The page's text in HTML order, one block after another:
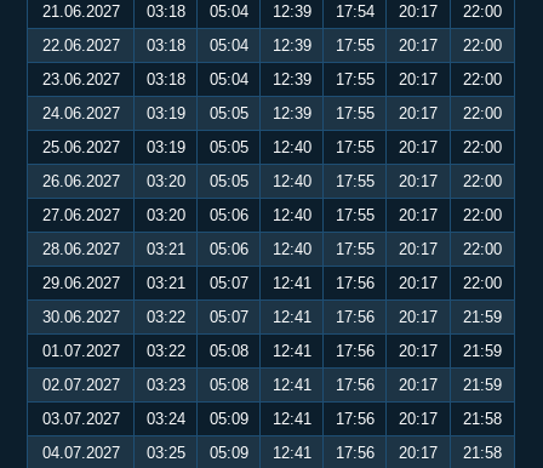
21.06.2027
03:18 05:04 12:39 17:54 20:17
22:00
22.06.2027
03:18 05:04 12:39 17:55 20:17
22:00
23.06.2027
03:18 05:04 12:39 17:55 20:17
22:00
24.06.2027
03:19 05:05 12:39 17:55 20:17
22:00
25.06.2027
03:19 05:05 12:40 17:55 20:17
22:00
26.06.2027
03:20 05:05 12:40 17:55 20:17
22:00
27.06.2027
03:20 05:06 12:40 17:55 20:17
22:00
28.06.2027
03:21 05:06 12:40 17:55 20:17
22:00
29.06.2027
03:21 05:07 12:41 17:56 20:17
22:00
30.06.2027
03:22 05:07 12:41 17:56 20:17
21:59
01.07.2027
03:22 05:08 12:41 17:56 20:17
21:59
02.07.2027
03:23 05:08 12:41 17:56 20:17
21:59
03.07.2027
03:24 05:09 12:41 17:56 20:17
21:58
04.07.2027
03:25 05:09 12:41 17:56 20:17
21:58